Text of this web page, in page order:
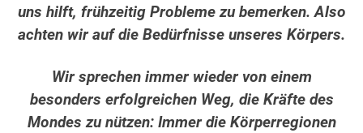
uns hilft, frühzeitig Probleme zu bemerken. Also
achten wir auf die Bedürfnisse unseres Körpers.
Wir sprechen immer wieder von einem
besonders erfolgreichen Weg, die Kräfte des
Mondes zu nützen: Immer die Körperregionen